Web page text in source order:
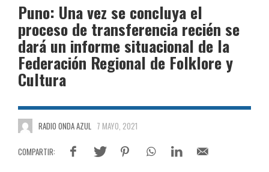
Puno: Una vez se concluya el
proceso de transferencia recién se
dará un informe situacional de la
Federación Regional de Folklore y
Cultura
RADIO ONDA AZUL 7 MAYO, 2021